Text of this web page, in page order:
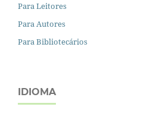
Para Leitores
Para Autores
Para Bibliotecários
IDIOMA